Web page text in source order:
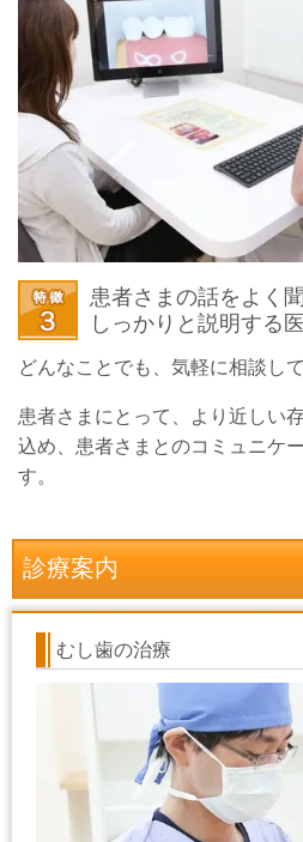
患者さまの話をよく聞
しっかりと説明する
どんなことでも、気軽に相談し
患者さまにとって、より近しい
込め、患者さまとのコミュニケ
す。
診療案内
むし歯の治療